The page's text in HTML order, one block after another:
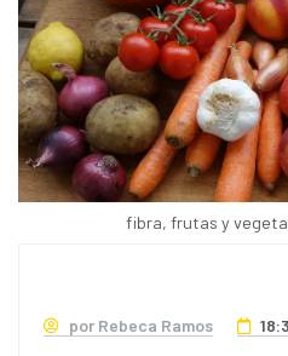
fibra, frutas y
por Rebeca Ramos